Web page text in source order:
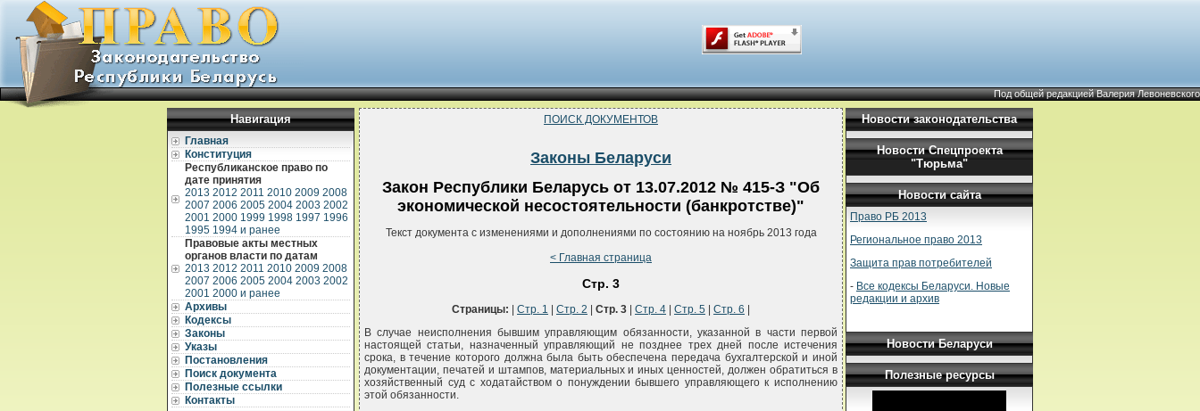
Под общей редакцией Валерия Левоневского
Навигация
Главная
Конституция
Республиканское право по
дате принятия
2013 2012 2011 2010 2009 2008
2007 2006 2005 2004 2003 2002
2001 2000 1999 1998 1997 1996
1995 1994 и ранее
Правовые акты местных
органов власти по датам
2013 2012 2011 2010 2009 2008
2007 2006 2005 2004 2003 2002
2001 2000 и ранее
Архивы
Кодексы
Законы
Указы
Постановления
Поиск документа
Полезные ссылки
Контакты
ПОИСК ДОКУМЕНТОВ
Законы Беларуси
Закон Республики Беларусь от 13.07.2012 № 415-З "Об
экономической несостоятельности (банкротстве)"
Текст документа с изменениями и дополнениями по состоянию на ноябрь 2013 года
< Главная страница
Стр. 3
Страницы: Стр. 1 Стр. 2 Стр. 3 Стр. 4 Стр. 5 Стр. 6
В случае неисполнения бывшим управляющим обязанности, указанной в части первой
настоящей статьи, назначенный управляющий не позднее трех дней после истечения
срока, в течение которого должна была быть обеспечена передача бухгалтерской и иной
документации, печатей и штампов, материальных и иных ценностей, должен обратиться в
хозяйственный суд с ходатайством о понуждении бывшего управляющего к исполнению
этой обязанности.
Новости законодательства
Новости Спецпроекта
"Тюрьма"
Новости сайта
Право РБ 2013
Региональное право 2013
Защита прав потребителей
- Все кодексы Беларуси. Новые
редакции и архив
Новости Беларуси
Полезные ресурсы